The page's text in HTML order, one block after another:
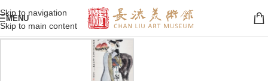
Skip to navigation
Skip to main content
MENU